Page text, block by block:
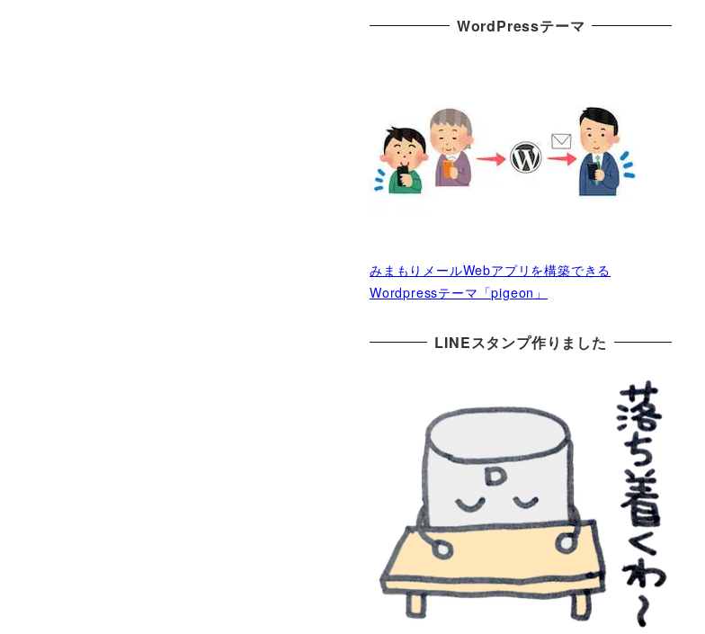
WordPressテーマ
みまもりメールWebアプリを構築できる
Wordpressテーマ「pigeon」
LINEスタンプ作りました